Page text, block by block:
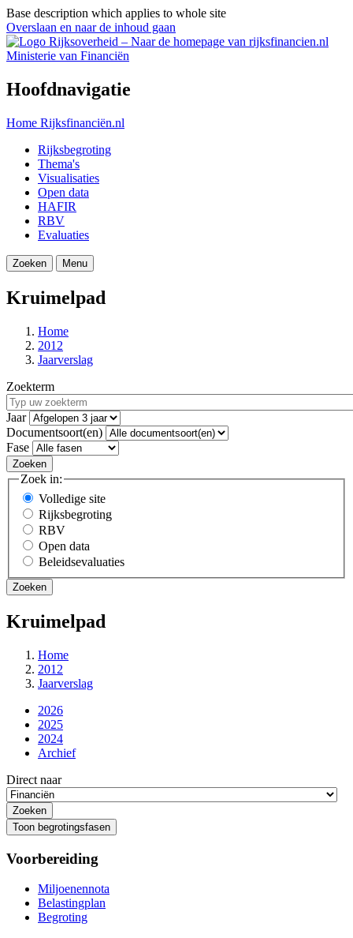
Base description which applies to whole site
Overslaan en naar de inhoud gaan
Ministerie van Financiën
Hoofdnavigatie
Home Rijksfinanciën.nl
Rijksbegroting
Thema's
Visualisaties
Open data
HAFIR
RBV
Evaluaties
Zoeken Menu
Kruimelpad
Home
2012
Jaarverslag
Zoekterm
Jaar
Documentsoort(en)
Fase
Zoek in:
Volledige site
Rijksbegroting
RBV
Open data
Beleidsevaluaties
Kruimelpad
Home
2012
Jaarverslag
2026
2025
2024
Archief
Direct naar
Toon begrotingsfasen
Voorbereiding
Miljoenennota
Belastingplan
Begroting